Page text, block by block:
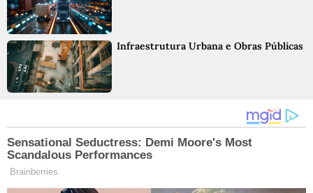
Infraestrutura Urbana e Obras Públicas